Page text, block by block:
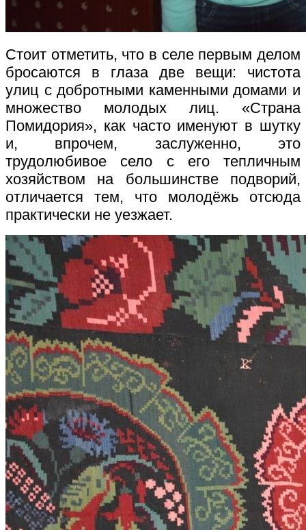
Стоит отметить, что в селе первым делом
бросаются в глаза две вещи: чистота
улиц с добротными каменными домами и
множество молодых лиц. «Страна
Помидория», как часто именуют в шутку
и, впрочем, заслуженно, это
трудолюбивое село с его тепличным
хозяйством на большинстве подворий,
отличается тем, что молодёжь отсюда
практически не уезжает.